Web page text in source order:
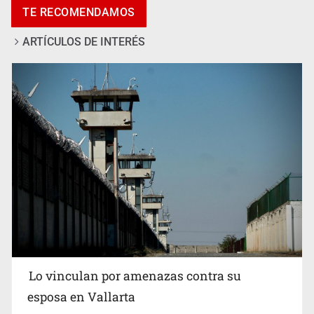
Fallece Don Nelson, quíntuple campeón NBA, a los 86
años
TE RECOMENDAMOS
ARTÍCULOS DE INTERÉS
Lo vinculan por amenazas contra su
esposa en Vallarta